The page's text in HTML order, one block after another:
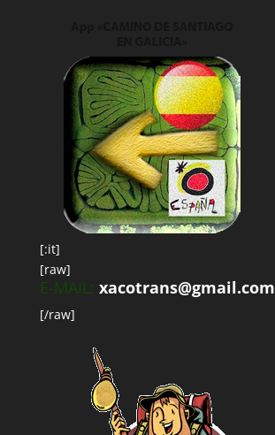
[:it]
[raw]
E-MAIL: xacotrans@gmail.com
[/raw]